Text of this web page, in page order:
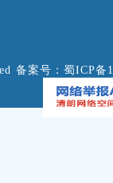
备案号： 蜀ICP备